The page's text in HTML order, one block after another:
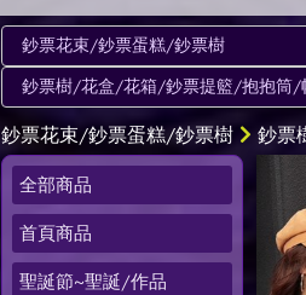
鈔票花束/鈔票蛋糕/鈔票樹 鈔票
全部商品
首頁商品
聖誕節~聖誕/作品